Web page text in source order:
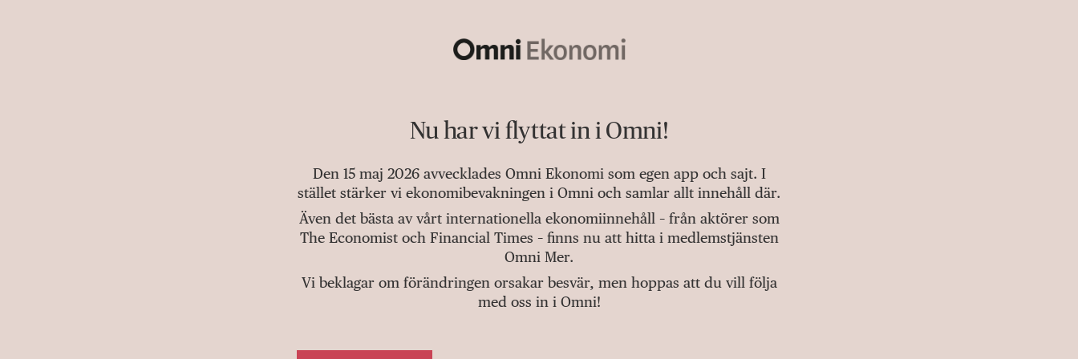
Nu har vi flyttat in i Omni!
Den 15 maj 2026 avvecklades Omni Ekonomi som egen app och sajt. I
stället stärker vi ekonomibevakningen i Omni och samlar allt innehåll där.
Även det bästa av vårt internationella ekonomiinnehåll – från aktörer som
The Economist och Financial Times – finns nu att hitta i medlemstjänsten
Omni Mer.
Vi beklagar om förändringen orsakar besvär, men hoppas att du vill följa
med oss in i Omni!